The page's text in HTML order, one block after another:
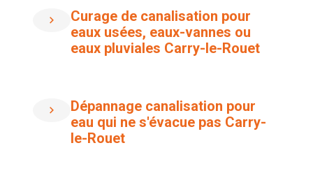
Curage de canalisation pour
eaux usées, eaux-vannes ou
eaux pluviales Carry-le-Rouet
Dépannage canalisation pour
eau qui ne s'évacue pas Carry-
le-Rouet